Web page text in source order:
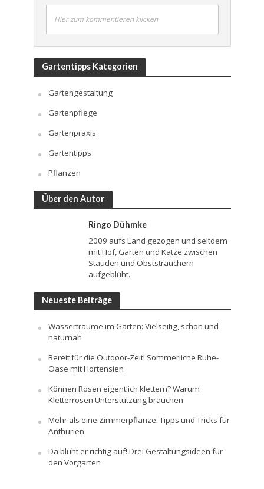
Hier zum kommentieren klicken
Gartentipps Kategorien
Gartengestaltung
Gartenpflege
Gartenpraxis
Gartentipps
Pflanzen
Über den Autor
Ringo Dühmke
2009 aufs Land gezogen und seitdem
mit Hof, Garten und Katze zwischen
Stauden und Obststräuchern
aufgeblüht.
Neueste Beiträge
Wasserträume im Garten: Vielseitig, schön und
naturnah
Bereit für die Outdoor-Zeit! Sommerliche Ruhe-
Oase mit Hortensien
Können Rosen eigentlich klettern? Warum
Kletterrosen Unterstützung brauchen
Mehr als eine Zimmerpflanze: Tipps und Tricks für
Anthurien
Da blüht er richtig auf! Drei Gestaltungsideen für
den Vorgarten